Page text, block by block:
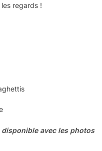
regards !
avec les photos